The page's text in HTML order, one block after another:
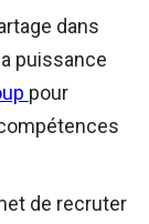
dans
puissance
pour
de recruter